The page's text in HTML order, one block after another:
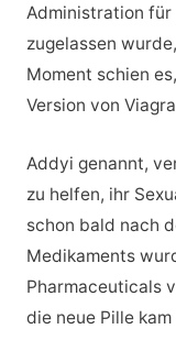
Administration
zugelassen
Moment schien
Version von
Addyi genannt,
zu helfen, ihr
schon bald nach
Medikaments
Pharmaceuticals
die neue Pille